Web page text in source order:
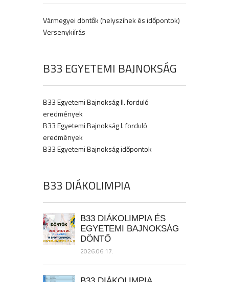
Vármegyei döntők (helyszínek és időpontok)
Versenykiírás
B33 EGYETEMI BAJNOKSÁG
B33 Egyetemi Bajnokság II. forduló
eredmények
B33 Egyetemi Bajnokság I. forduló
eredmények
B33 Egyetemi Bajnokság időpontok
B33 DIÁKOLIMPIA
B33 DIÁKOLIMPIA ÉS
EGYETEMI BAJNOKSÁG
DÖNTŐ
2026.06.17.